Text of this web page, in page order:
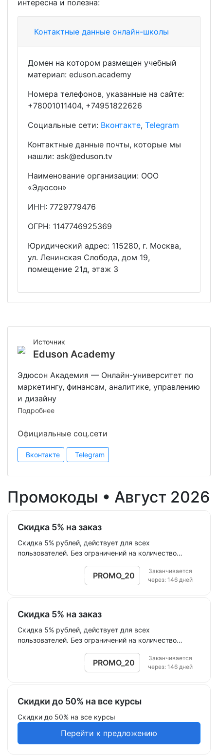
интересна и полезна:
Контактные данные онлайн-школы
Домен на котором размещен учебный
материал: eduson.academy
Номера телефонов, указанные на сайте:
+78001011404, +74951822626
Социальные сети: Вконтакте, Telegram
Контактные данные почты, которые мы
нашли: ask@eduson.tv
Наименование организации: ООО
«Эдюсон»
ИНН: 7729779476
ОГРН: 1147746925369
Юридический адрес: 115280, г. Москва,
ул. Ленинская Слобода, дом 19,
помещение 21д, этаж 3
Источник
Eduson Academy
Эдюсон Академия — Онлайн-университет по
маркетингу, финансам, аналитике, управлению
и дизайну
Подробнее
Официальные соц.сети
Вконтакте Telegram
Промокоды • Август 2026
Скидка 5% на заказ
Скидка 5% рублей, действует для всех
пользователей. Без ограничений на количество
Действует на все товары.PROMO_20
Открыть промокод
Заканчивается
через: 146 дней
Скидка 5% на заказ
Скидка 5% рублей, действует для всех
пользователей. Без ограничений на количество
Действует на все товары.PROMO_20
Открыть промокод
Заканчивается
через: 146 дней
Скидки до 50% на все курсы
Скидки до 50% на все курсы
Перейти к предложению